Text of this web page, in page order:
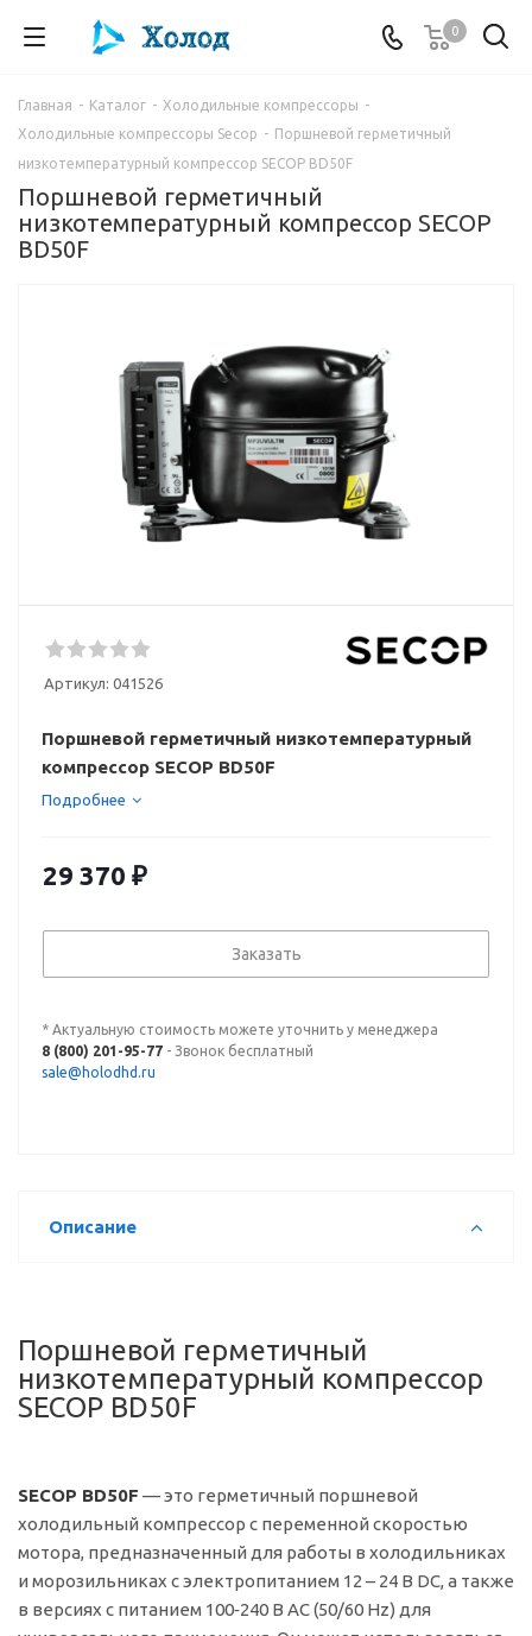
0
Главная - Каталог - Холодильные компрессоры -
Холодильные компрессоры Secop - Поршневой герметичный
низкотемпературный компрессор SECOP BD50F
Поршневой герметичный
низкотемпературный компрессор SECOP
BD50F
Артикул: 041526
Поршневой герметичный низкотемпературный
компрессор SECOP BD50F
Подробнее
29 370 ₽
Заказать
* Актуальную стоимость можете уточнить у менеджера
8 (800) 201-95-77 - Звонок бесплатный
sale@holodhd.ru
Описание
Поршневой герметичный
низкотемпературный компрессор
SECOP BD50F
SECOP BD50F — это герметичный поршневой
холодильный компрессор с переменной скоростью
мотора, предназначенный для работы в холодильниках
и морозильниках с электропитанием 12 – 24 В DC, а также
в версиях с питанием 100‑240 В AC (50/60 Hz) для